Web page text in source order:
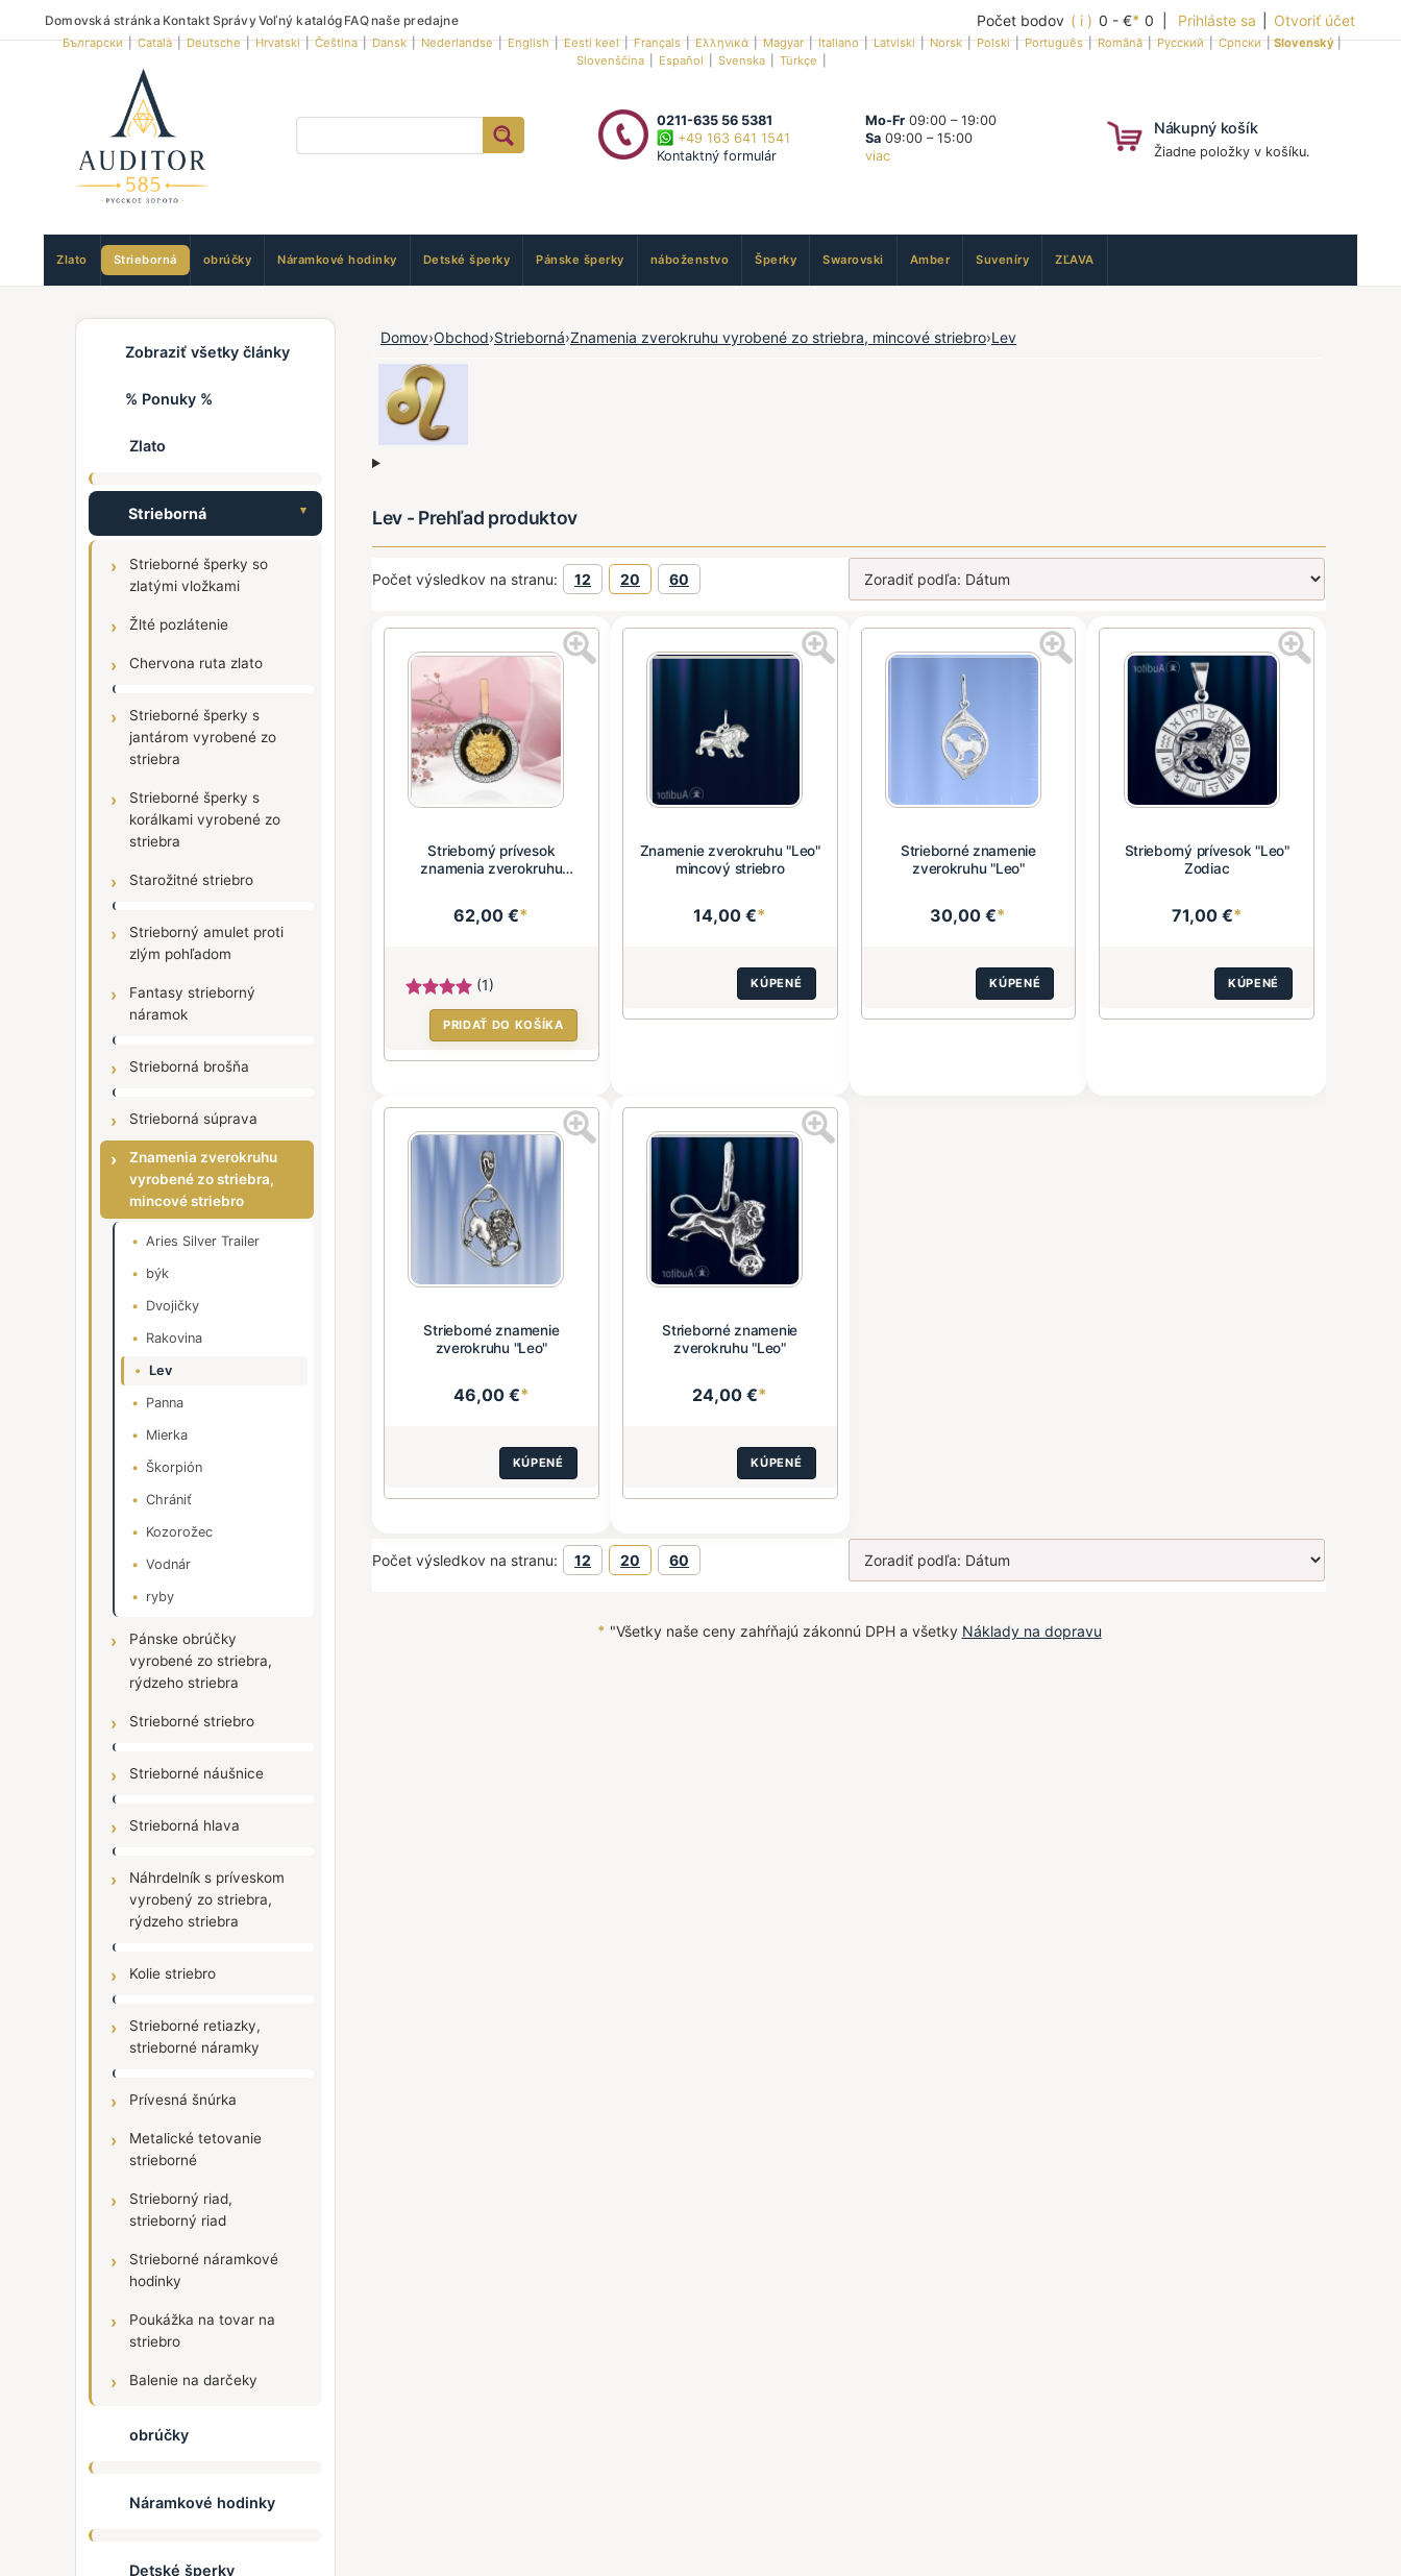
Domovská stránka Kontakt SprávyVoľný katalóg FAQnaše predajne Počet bodov ( i ) 0 - €* 0 | Prihláste sa Otvoriť účet
Български|Català|Deutsche|Hrvatski|Čeština|Dansk|Nederlandse|English|Eesti keel|Français|Ελληνικά|Magyar|Italiano|Latviski|Norsk|Polski|Português|Română|Русский|Српски|Slovenský|
Slovenščina
Español Svenska Türkçe
0211-635 56 5381
+49 163 641 1541
Kontaktný formulár
Mo-Fr09:00 – 19:00
Sa09:00 – 15:00
viac
Nákupný košík
Žiadne položky v košíku.
Zlato Strieborná obrúčky Náramkové hodinky Detské šperky Pánske šperky náboženstvo Šperky Swarovski Amber Suveníry ZĽAVA
Zobraziť všetky články
% Ponuky %
Zlato
Strieborná
Strieborné šperky so
zlatými vložkami
Žlté pozlátenie
Chervona ruta zlato
Strieborné šperky s
jantárom vyrobené zo
striebra
Strieborné šperky s
korálkami vyrobené zo
striebra
Starožitné striebro
Strieborný amulet proti
zlým pohľadom
Fantasy strieborný
náramok
Strieborná brošňa
Strieborná súprava
Znamenia zverokruhu
vyrobené zo striebra,
mincové striebro
Aries Silver Trailer
býk
Dvojičky
Rakovina
Lev
Panna
Mierka
Škorpión
Chrániť
Kozorožec
Vodnár
ryby
Pánske obrúčky
vyrobené zo striebra,
rýdzeho striebra
Strieborné striebro
Strieborné náušnice
Strieborná hlava
Náhrdelník s príveskom
vyrobený zo striebra,
rýdzeho striebra
Kolie striebro
Strieborné retiazky,
strieborné náramky
Prívesná šnúrka
Metalické tetovanie
strieborné
Strieborný riad,
strieborný riad
Strieborné náramkové
hodinky
Poukážka na tovar na
striebro
Balenie na darčeky
obrúčky
Náramkové hodinky
Detské šperky
Domov›Obchod›Strieborná›Znamenia zverokruhu vyrobené zo striebra, mincové striebro›Lev
Lev - Prehľad produktov
Počet výsledkov na stranu: 12 20 60
Strieborný prívesok
znamenia zverokruhu
62,00 €*
(1)
PRIDAŤ DO KOŠÍKA
Znamenie zverokruhu "Leo"
mincový striebro
14,00 €*
KÚPENÉ
Strieborné znamenie
zverokruhu "Leo"
30,00 €*
KÚPENÉ
Strieborný prívesok "Leo"
Zodiac
71,00 €*
KÚPENÉ
Strieborné znamenie
zverokruhu "Leo"
46,00 €*
KÚPENÉ
Strieborné znamenie
zverokruhu "Leo"
24,00 €*
KÚPENÉ
Počet výsledkov na stranu: 12 20 60
* "Všetky naše ceny zahŕňajú zákonnú DPH a všetky Náklady na dopravu